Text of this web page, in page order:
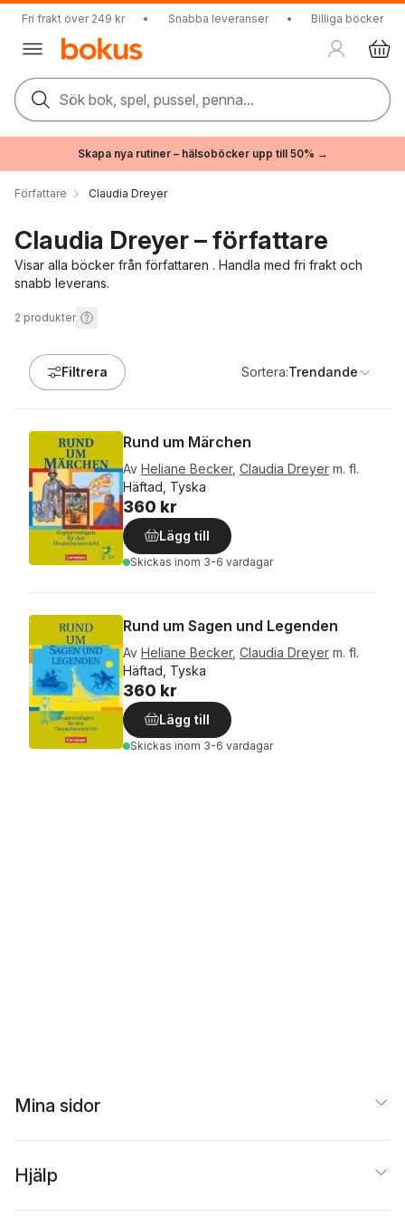
Fri frakt över 249 kr • Snabba leveranser • Billiga böcker
Sök bok, spel, pussel, penna...
Skapa nya rutiner – hälsoböcker upp till 50% →
Författare Claudia Dreyer
Claudia Dreyer – författare
Visar alla böcker från författaren . Handla med fri frakt och
snabb leverans.
2 produkter
Filtrera Sortera:Trendande
Rund um Märchen
Av Heliane Becker, Claudia Dreyer m. fl.
Häftad, Tyska
360 kr
Lägg till
Skickas inom 3-6 vardagar
Rund um Sagen und Legenden
Av Heliane Becker, Claudia Dreyer m. fl.
Häftad, Tyska
360 kr
Lägg till
Skickas inom 3-6 vardagar
Mina sidor
Hjälp